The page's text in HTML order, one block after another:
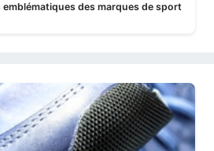
des marques de sport